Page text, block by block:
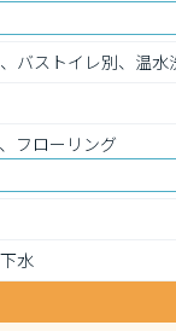
バストイレ別、温水
フローリング
水